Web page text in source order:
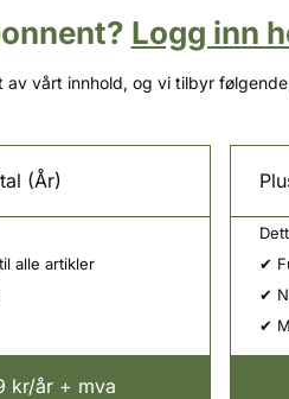
Logg inn
av vårt innhold, og vi tilbyr
(År)
alle artikler
kr/år + mva
✔
✔
✔